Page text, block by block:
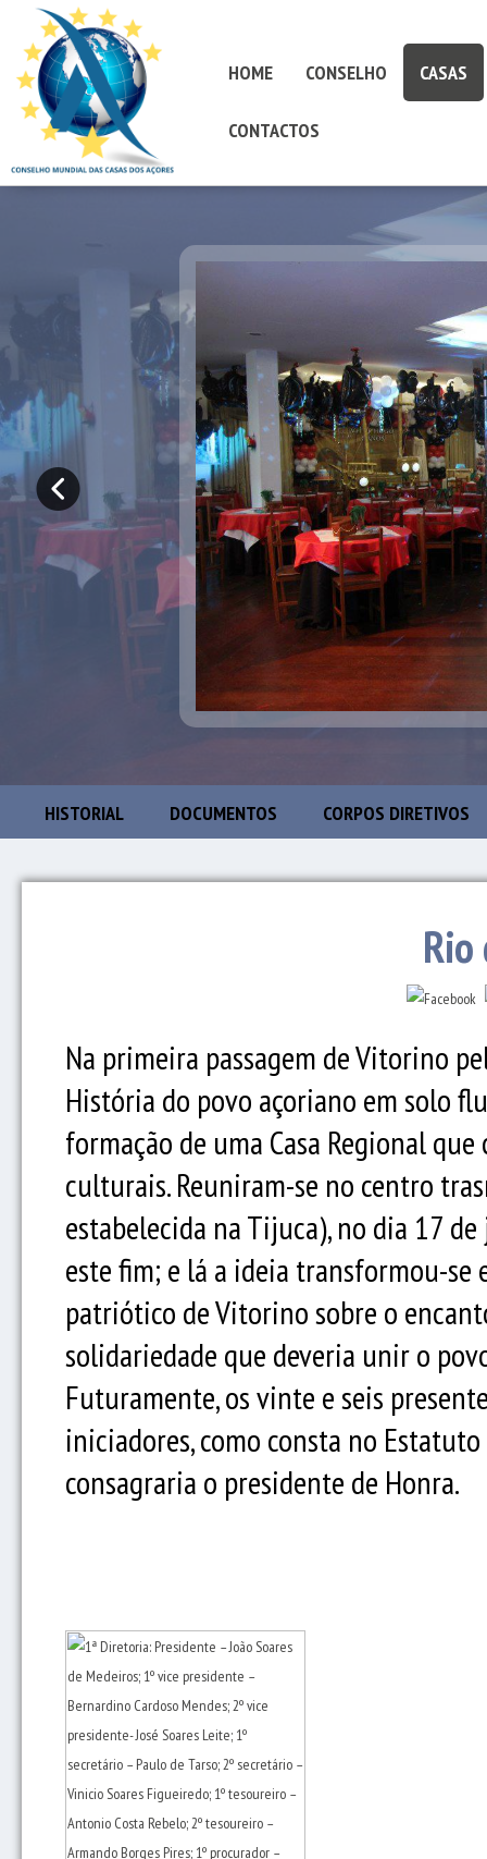
HOME CONSELHO CASAS
CONTACTOS
HISTORIAL DOCUMENTOS CORPOS DIRETIVOS
Na primeira passagem de Vitorino
História do povo açoriano em solo
formação de uma Casa Regional
culturais. Reuniram-se no centro
estabelecida na Tijuca), no dia 17
este fim; e lá a ideia transformou-
patriótico de Vitorino sobre o
solidariedade que deveria unir o
Futuramente, os vinte e seis
iniciadores, como consta no
consagraria o presidente de Honra.